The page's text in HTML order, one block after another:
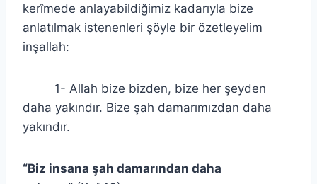
kerîmede anlayabildiğimiz kadarıyla bize
anlatılmak istenenleri şöyle bir özetleyelim
inşallah:
1- Allah bize bizden, bize her şeyden
daha yakındır. Bize şah damarımızdan daha
yakındır.
“Biz insana şah damarından daha